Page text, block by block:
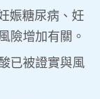
娠糖尿病、妊
險增加有關。
已被證實與風